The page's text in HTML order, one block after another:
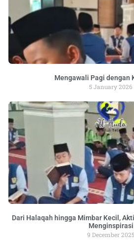
Mengawali Pagi dengan
5 January 2026
Dari Halaqah hingga Mimbar Kecil,
Menginspirasi
9 December 2025